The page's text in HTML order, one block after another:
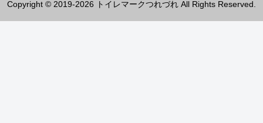
Copyright © 2019-2026 トイレマークつれづれ All Rights Reserved.